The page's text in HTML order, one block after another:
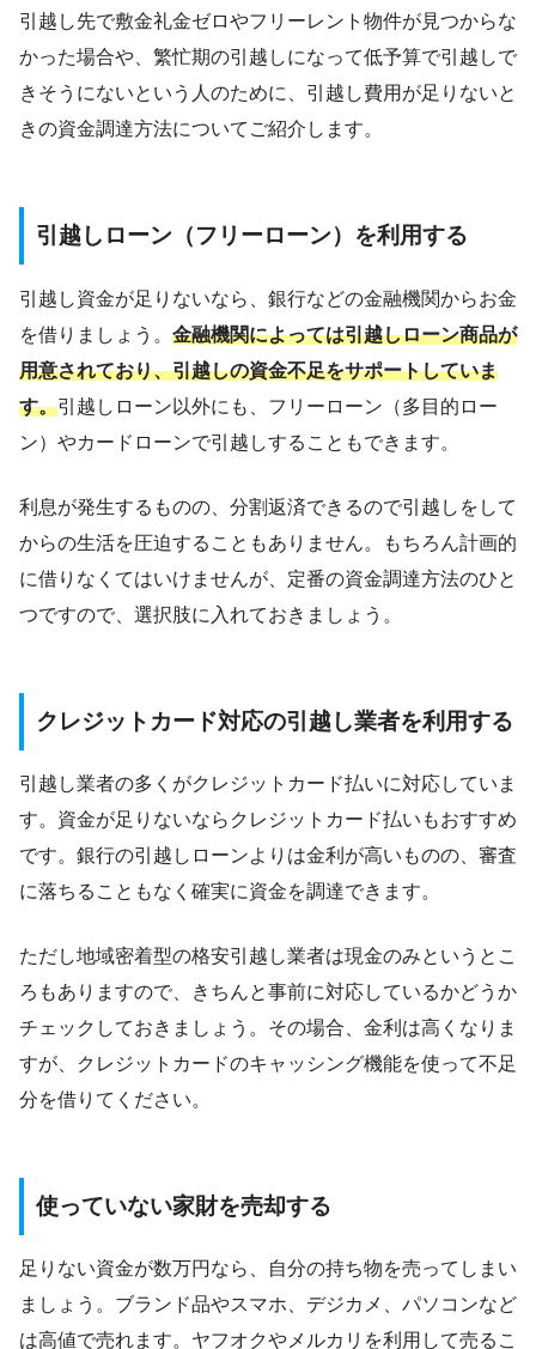
引越し先で敷金礼金ゼロやフリーレント物件が見つからな
かった場合や、繁忙期の引越しになって低予算で引越しで
きそうにないという人のために、引越し費用が足りないと
きの資金調達方法についてご紹介します。
引越しローン（フリーローン）を利用する
引越し資金が足りないなら、銀行などの金融機関からお金
を借りましょう。 金融機関によっては引越しローン商品が
用意されており、引越しの資金不足をサポートしていま
す。引越しローン以外にも、フリーローン（多目的ロー
ン）やカードローンで引越しすることもできます。
利息が発生するものの、分割返済できるので引越しをして
からの生活を圧迫することもありません。もちろん計画的
に借りなくてはいけませんが、定番の資金調達方法のひと
つですので、選択肢に入れておきましょう。
クレジットカード対応の引越し業者を利用する
引越し業者の多くがクレジットカード払いに対応していま
す。資金が足りないならクレジットカード払いもおすすめ
です。銀行の引越しローンよりは金利が高いものの、審査
に落ちることもなく確実に資金を調達できます。
ただし地域密着型の格安引越し業者は現金のみというとこ
ろもありますので、きちんと事前に対応しているかどうか
チェックしておきましょう。その場合、金利は高くなりま
すが、クレジットカードのキャッシング機能を使って不足
分を借りてください。
使っていない家財を売却する
足りない資金が数万円なら、自分の持ち物を売ってしまい
ましょう。ブランド品やスマホ、デジカメ、パソコンなど
は高値で売れます。ヤフオクやメルカリを利用して売るこ